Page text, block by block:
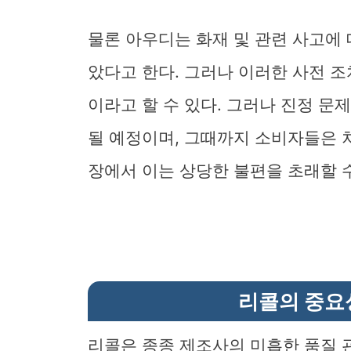
물론 아우디는 화재 및 관련 사고
았다고 한다. 그러나 이러한 사전
이라고 할 수 있다. 그러나 진정 문
될 예정이며, 그때까지 소비자들은
장에서 이는 상당한 불편을 초래할
리콜의 중
리콜은 종종 제조사의 미흡한 품질